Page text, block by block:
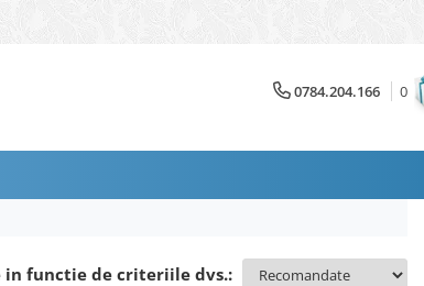
0784.204.166 0
in functie de criteriile dvs.: